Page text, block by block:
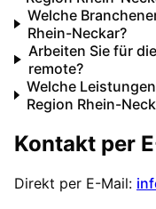
Welche
Rhein-Neckar?
Arbeiten Sie für
remote?
Welche
Region Rhein-
Kontakt per
Direkt per E-Mail: